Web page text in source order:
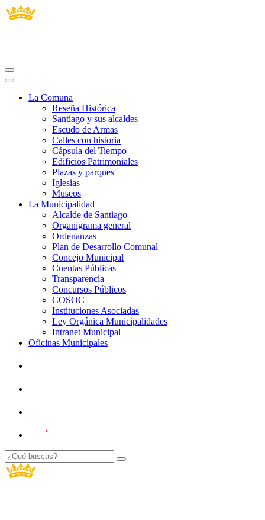
La Comuna
Reseña Histórica
Santiago y sus alcaldes
Escudo de Armas
Calles con historia
Cápsula del Tiempo
Edificios Patrimoniales
Plazas y parques
Iglesias
Museos
La Municipalidad
Alcalde de Santiago
Organigrama general
Ordenanzas
Plan de Desarrollo Comunal
Concejo Municipal
Cuentas Públicas
Transparencia
Concursos Públicos
COSOC
Instituciones Asociadas
Ley Orgánica Municipalidades
Intranet Municipal
Oficinas Municipales